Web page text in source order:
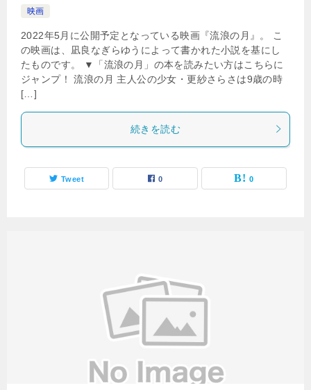
映画
2022年5月に公開予定となっている映画『流浪の月』。 こ
の映画は、凪良なぎらゆうによって書かれた小説を基にし
たものです。 ▼「流浪の月」の本を読みたい方はこちらに
ジャンプ！ 流浪の月 主人公の少女・更紗さらさは9歳の時
[…]
続きを読む
Tweet 0 0